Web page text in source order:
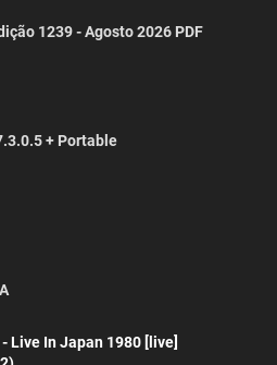
1239 - Agosto 2026 PDF
+ Portable
Live In Japan 1980 [live]